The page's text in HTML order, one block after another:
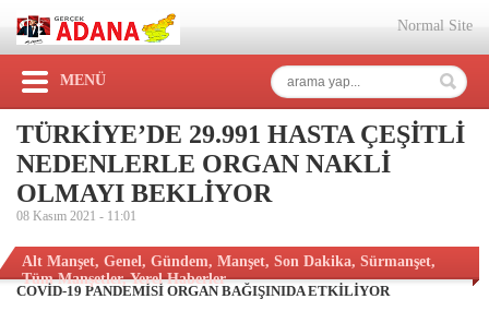
Normal Site
MENÜ
TÜRKİYE’DE 29.991 HASTA ÇEŞİTLİ
NEDENLERLE ORGAN NAKLİ
OLMAYI BEKLİYOR
08 Kasım 2021 - 11:01
Alt Manşet, Genel, Gündem, Manşet, Son Dakika, Sürmanşet,
Tüm Manşetler,Yerel Haberler
COVİD-19 PANDEMİSİ ORGAN BAĞIŞINIDA ETKİLİYOR